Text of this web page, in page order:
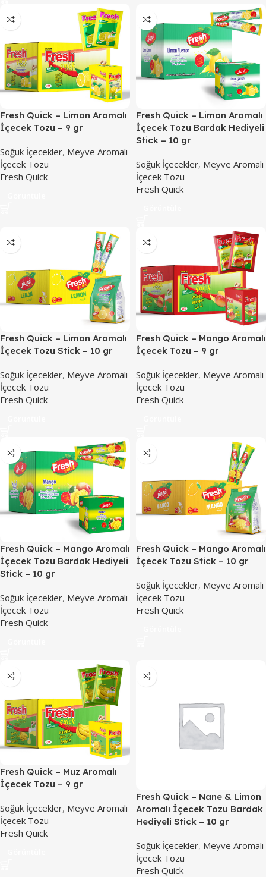
Fresh Quick – Limon Aromalı
İçecek Tozu – 9 gr
Soğuk İçecekler, Meyve Aromalı
İçecek Tozu
Fresh Quick
Fresh Quick – Limon Aromalı
İçecek Tozu Bardak Hediyeli
Stick – 10 gr
Soğuk İçecekler, Meyve Aromalı
İçecek Tozu
Fresh Quick
Fresh Quick – Limon Aromalı
İçecek Tozu Stick – 10 gr
Soğuk İçecekler, Meyve Aromalı
İçecek Tozu
Fresh Quick
Fresh Quick – Mango Aromalı
İçecek Tozu – 9 gr
Soğuk İçecekler, Meyve Aromalı
İçecek Tozu
Fresh Quick
Fresh Quick – Mango Aromalı
İçecek Tozu Bardak Hediyeli
Stick – 10 gr
Soğuk İçecekler, Meyve Aromalı
İçecek Tozu
Fresh Quick
Fresh Quick – Mango Aromalı
İçecek Tozu Stick – 10 gr
Soğuk İçecekler, Meyve Aromalı
İçecek Tozu
Fresh Quick
Fresh Quick – Muz Aromalı
İçecek Tozu – 9 gr
Soğuk İçecekler, Meyve Aromalı
İçecek Tozu
Fresh Quick
Fresh Quick – Nane & Limon
Aromalı İçecek Tozu Bardak
Hediyeli Stick – 10 gr
Soğuk İçecekler, Meyve Aromalı
İçecek Tozu
Fresh Quick